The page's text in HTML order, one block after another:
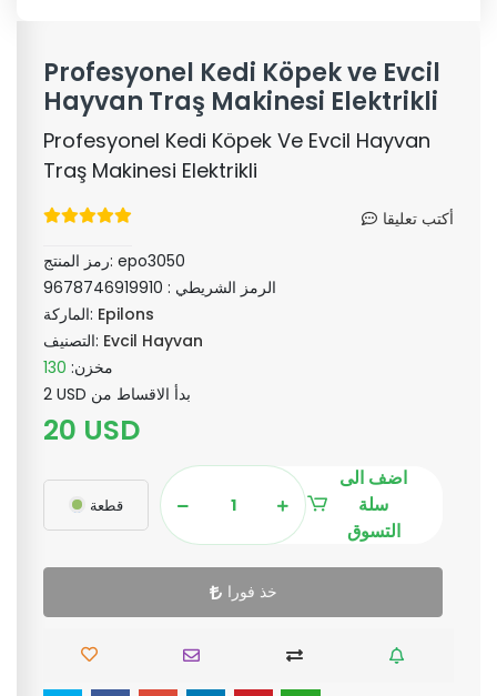
Profesyonel Kedi Köpek ve Evcil
Hayvan Traş Makinesi Elektrikli
Profesyonel Kedi Köpek Ve Evcil Hayvan
Traş Makinesi Elektrikli
أكتب تعليقا
رمز المنتج: epo3050
الرمز الشريطي : 9678746919910
الماركة: Epilons
التصنيف: Evcil Hayvan
مخزن: 130
2 USD بدأ الاقساط من
20 USD
قطعة
اضف الى
سلة
التسوق
خذ فورا